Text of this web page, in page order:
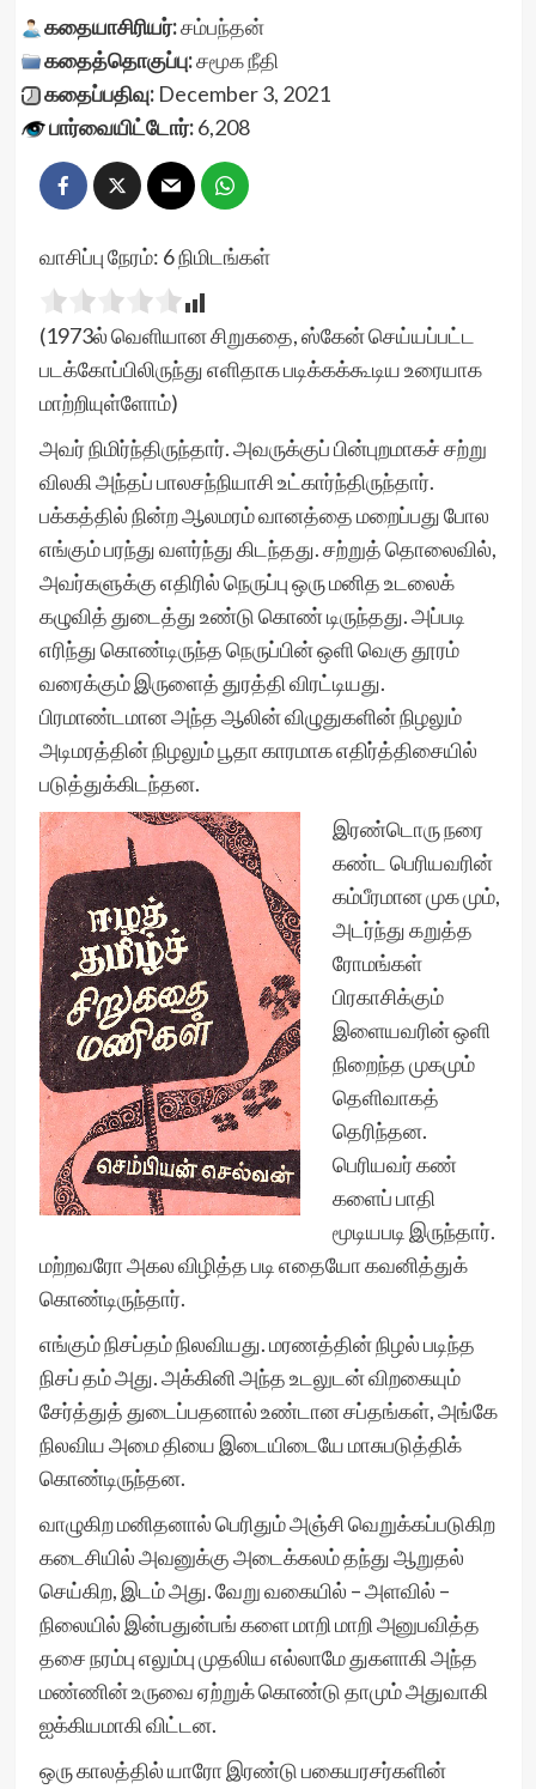
கதையாசிரியர்:சம்பந்தன்
கதைத்தொகுப்பு:சமூக நீதி
கதைப்பதிவு:December 3, 2021
பார்வையிட்டோர்:6,208
வாசிப்பு நேரம்: 6நிமிடங்கள்
(1973ல் வெளியான சிறுகதை, ஸ்கேன் செய்யப்பட்ட
படக்கோப்பிலிருந்து எளிதாக படிக்கக்கூடிய உரையாக
மாற்றியுள்ளோம்)
அவர் நிமிர்ந்திருந்தார். அவருக்குப் பின்புறமாகச் சற்று
விலகி அந்தப் பாலசந்நியாசி உட்கார்ந்திருந்தார்.
பக்கத்தில் நின்ற ஆலமரம் வானத்தை மறைப்பது போல
எங்கும் பரந்து வளர்ந்து கிடந்தது. சற்றுத் தொலைவில்,
அவர்களுக்கு எதிரில் நெருப்பு ஒரு மனித உடலைக்
கழுவித் துடைத்து உண்டு கொண் டிருந்தது. அப்படி
எரிந்து கொண்டிருந்த நெருப்பின் ஒளி வெகு தூரம்
வரைக்கும் இருளைத் துரத்தி விரட்டியது.
பிரமாண்டமான அந்த ஆலின் விழுதுகளின் நிழலும்
அடிமரத்தின் நிழலும் பூதா காரமாக எதிர்த்திசையில்
படுத்துக்கிடந்தன.
இரண்டொரு நரை
கண்ட பெரியவரின்
கம்பீரமான முக மும்,
அடர்ந்து கறுத்த
ரோமங்கள்
பிரகாசிக்கும்
இளையவரின் ஒளி
நிறைந்த முகமும்
தெளிவாகத்
தெரிந்தன.
பெரியவர் கண்
களைப் பாதி
மூடியபடி இருந்தார்.
மற்றவரோ அகல விழித்த படி எதையோ கவனித்துக்
கொண்டிருந்தார்.
எங்கும் நிசப்தம் நிலவியது. மரணத்தின் நிழல் படிந்த
நிசப் தம் அது. அக்கினி அந்த உடலுடன் விறகையும்
சேர்த்துத் துடைப்பதனால் உண்டான சப்தங்கள், அங்கே
நிலவிய அமை தியை இடையிடையே மாசுபடுத்திக்
கொண்டிருந்தன.
வாழுகிற மனிதனால் பெரிதும் அஞ்சி வெறுக்கப்படுகிற
கடைசியில் அவனுக்கு அடைக்கலம் தந்து ஆறுதல்
செய்கிற, இடம் அது. வேறு வகையில் – அளவில் –
நிலையில் இன்பதுன்பங் களை மாறி மாறி அனுபவித்த
தசை நரம்பு எலும்பு முதலிய எல்லாமே துகளாகி அந்த
மண்ணின் உருவை ஏற்றுக் கொண்டு தாமும் அதுவாகி
ஐக்கியமாகி விட்டன.
ஒரு காலத்தில் யாரோ இரண்டு பகையரசர்களின்